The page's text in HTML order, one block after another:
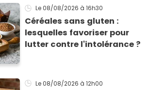
Le 08/08/2026 à 16h30
Céréales sans gluten :
lesquelles favoriser pour
lutter contre l'intolérance ?
Le 08/08/2026 à 12h00